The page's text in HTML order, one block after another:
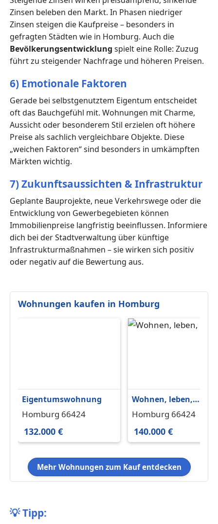
Zinsen beleben den Markt. In Phasen niedriger
Zinsen steigen die Kaufpreise – besonders in
gefragten Städten wie in Homburg. Auch die
Bevölkerungsentwicklung spielt eine Rolle: Zuzug
führt zu steigender Nachfrage und höheren Preisen.
6) Emotionale Faktoren
Gerade bei selbstgenutztem Eigentum entscheidet
oft das Bauchgefühl mit. Wohnungen mit Charme,
Aussicht oder besonderem Stil erzielen oft höhere
Preise als sachlich vergleichbare Objekte. Diese
„weichen Faktoren“ sind besonders in umkämpften
Märkten wichtig.
7) Zukunftsaussichten & Infrastruktur
Geplante Bauprojekte, neue Verkehrswege oder die
Entwicklung von Gewerbegebieten können
Immobilienpreise langfristig beeinflussen. Informiere
dich bei der Stadtverwaltung über künftige
Infrastrukturmaßnahmen – sie wirken sich positiv
oder negativ auf die Bewertung aus.
Wohnungen kaufen in Homburg
Eigentumswohnung
Homburg 66424
132.000 €
Wohnen, leben,
arbeiten, studieren in
Homburg 66424
140.000 €
Mehr Wohnungen zum Kauf entdecken
💡Tipp: